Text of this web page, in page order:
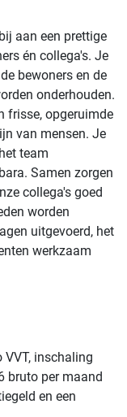
aan een prettige
én collega's. Je
bewoners en de
onderhouden.
frisse, opgeruimde
van mensen. Je
team
Samen zorgen
collega's goed
worden
uitgevoerd, het
werkzaam
inschaling
bruto per maand
en een